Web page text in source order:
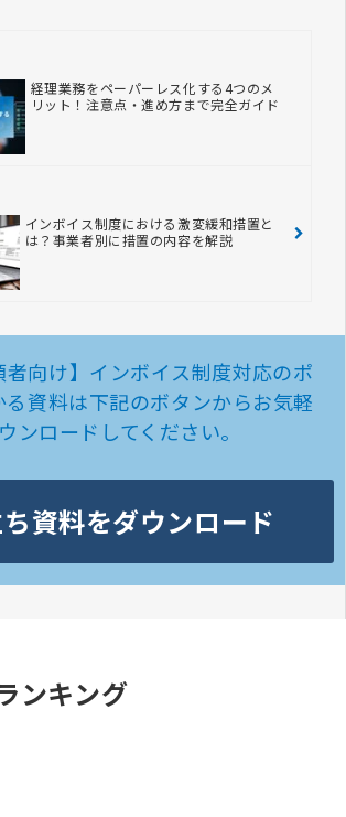
経理業務をペーパーレス化する4つのメ
リット！注意点・進め方まで完全ガイド
インボイス制度における激変緩和措置と
は？事業者別に措置の内容を解説
者向け】インボイス制度対応のポ
資料は下記のボタンからお気軽
ンロードしてください。
資料をダウンロード
ンキング